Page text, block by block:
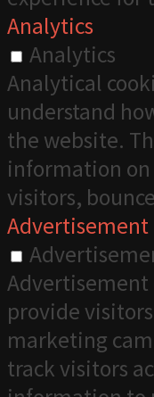
Analytics
Analytics
Analytical
understand
the website.
information
visitors,
Advertisement
Advertisement
provide
marketing
track visitors